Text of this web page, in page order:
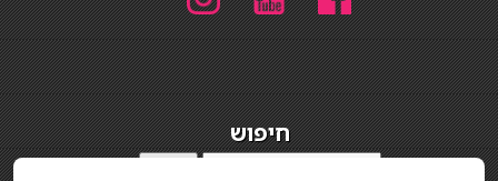
חיפוש